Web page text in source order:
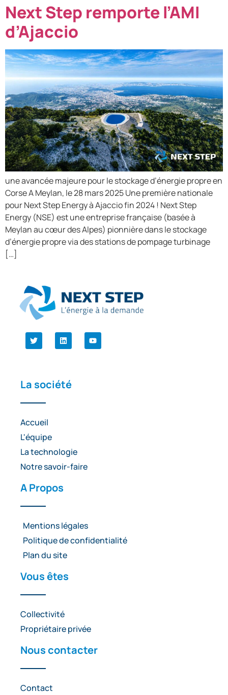
Next Step remporte l’AMI
d’Ajaccio
une avancée majeure pour le stockage d’énergie propre en
Corse A Meylan, le 28 mars 2025 Une première nationale
pour Next Step Energy à Ajaccio fin 2024 ! Next Step
Energy (NSE) est une entreprise française (basée à
Meylan au cœur des Alpes) pionnière dans le stockage
d’énergie propre via des stations de pompage turbinage
[…]
La société
Accueil
L'équipe
La technologie
Notre savoir-faire
A Propos
Mentions légales
Politique de confidentialité
Plan du site
Vous êtes
Collectivité
Propriétaire privée
Nous contacter
Contact